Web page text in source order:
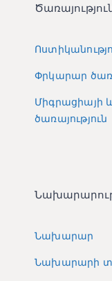
Փրկարար
Միգրացիայի
ծառայություն
Նախարար
Նախարարի